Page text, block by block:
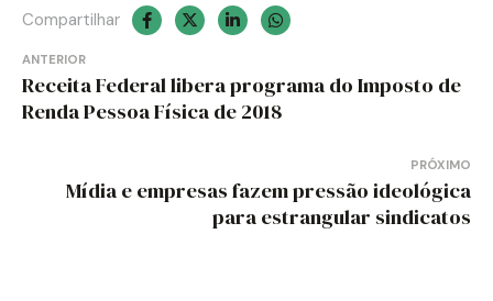
Compartilhar
Navegação
de
ANTERIOR
Receita Federal libera programa do Imposto de
Renda Pessoa Física de 2018
PRÓXIMO
Mídia e empresas fazem pressão ideológica
para estrangular sindicatos